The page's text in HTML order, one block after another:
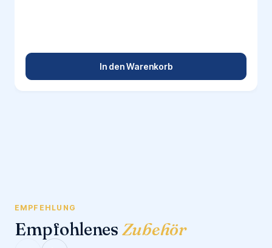
In den Warenkorb
EMPFEHLUNG
Empfohlenes Zubehör